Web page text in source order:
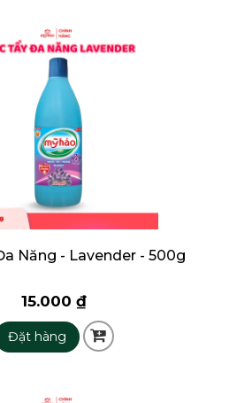
Năng - Lavender - 500g
15.000 ₫
Đặt hàng